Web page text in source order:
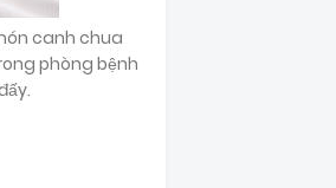
canh chua
phòng bệnh